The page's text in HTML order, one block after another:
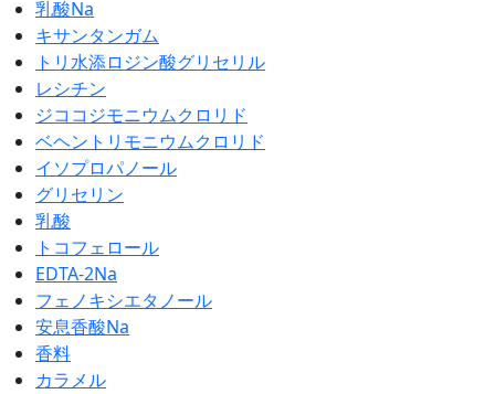
乳酸Na
キサンタンガム
トリ水添ロジン酸グリセリル
レシチン
ジココジモニウムクロリド
ベヘントリモニウムクロリド
イソプロパノール
グリセリン
乳酸
トコフェロール
EDTA-2Na
フェノキシエタノール
安息香酸Na
香料
カラメル